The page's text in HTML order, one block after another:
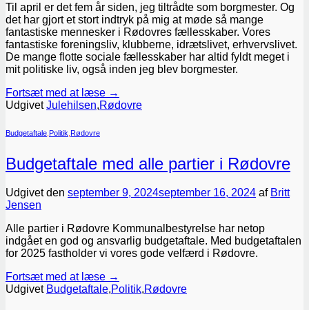
Til april er det fem år siden, jeg tiltrådte som borgmester. Og
det har gjort et stort indtryk på mig at møde så mange
fantastiske mennesker i Rødovres fællesskaber. Vores
fantastiske foreningsliv, klubberne, idrætslivet, erhvervslivet.
De mange flotte sociale fællesskaber har altid fyldt meget i
mit politiske liv, også inden jeg blev borgmester.
Fortsæt med at læse →
UdgivetJulehilsen,Rødovre
Budgetaftale Politik Rødovre
Budgetaftale med alle partier i Rødovre
Udgivet den september 9, 2024september 16, 2024 af Britt
Jensen
Alle partier i Rødovre Kommunalbestyrelse har netop
indgået en god og ansvarlig budgetaftale. Med budgetaftalen
for 2025 fastholder vi vores gode velfærd i Rødovre.
Fortsæt med at læse →
Udgivet Budgetaftale,Politik,Rødovre